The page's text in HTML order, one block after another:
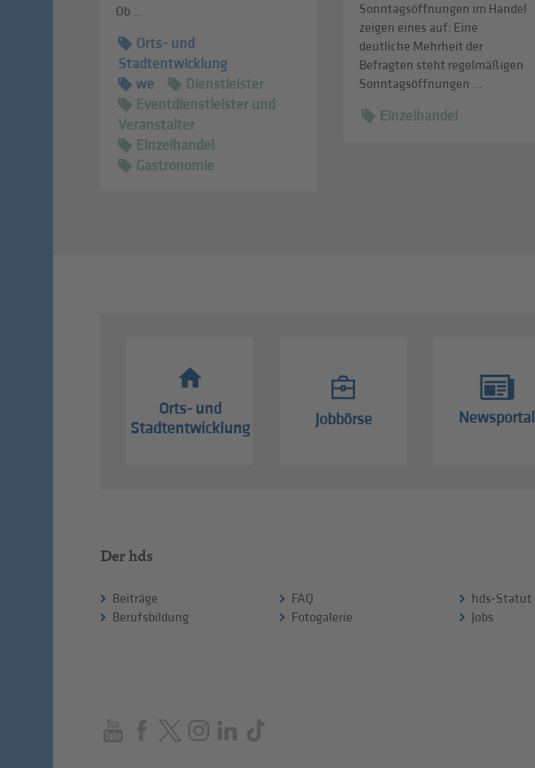
Ob ...
Orts- und
Stadtentwicklung
we
Dienstleister
Eventdienstleister und
Veranstalter
Einzelhandel
Gastronomie
Sonntagsöffnungen im Handel
zeigen eines auf: Eine
deutliche Mehrheit der
Befragten steht regelmäßigen
Sonntagsöffnungen ...
Einzelhandel
Orts- und
Stadtentwicklung
Jobbörse Newsportal
Der hds
Beiträge
Berufsbildung
FAQ
Fotogalerie
hds-Statut
Jobs